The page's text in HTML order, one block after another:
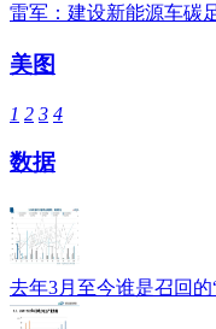
雷军：建设新能源车碳
美图
1 2 3 4
数据
去年3月至今谁是召回